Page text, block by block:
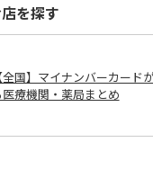
を探す
全国】マイナンバーカード
医療機関・薬局まとめ